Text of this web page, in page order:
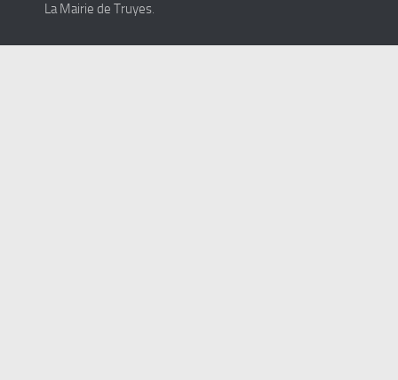
La Mairie de Truyes.